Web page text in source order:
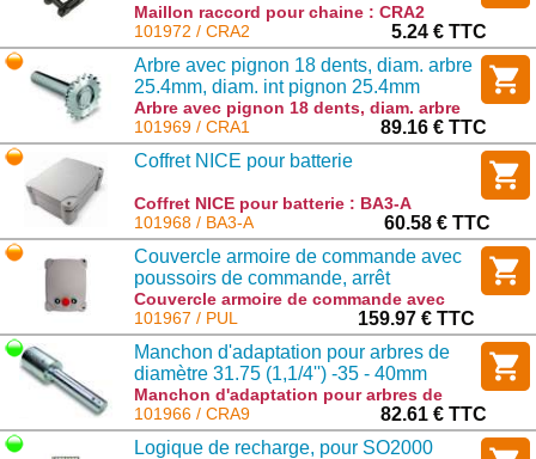
Maillon raccord pour chaine : CRA2
101972 / CRA2
5.24 € TTC
Arbre avec pignon 18 dents, diam. arbre
25.4mm, diam. int pignon 25.4mm
Arbre avec pignon 18 dents, diam. arbre
25.4mm, diam. int pignon 25.4mm : CRA1
101969 / CRA1
89.16 € TTC
Coffret NICE pour batterie
Coffret NICE pour batterie : BA3-A
101968 / BA3-A
60.58 € TTC
Couvercle armoire de commande avec
poussoirs de commande, arrêt
d'urgence, câble de raccordement et
connecteur pour A500 ET A924
Couvercle armoire de commande avec
poussoirs de commande, arrêt d'urgence,
câble de raccordement et connecteur
pour A500 ET A924 : PUL
101967 / PUL
159.97 € TTC
Manchon d'adaptation pour arbres de
diamètre 31.75 (1,1/4'') -35 - 40mm
Moteur SOON
Manchon d'adaptation pour arbres de
diamètre 31.75 (1,1/4'') -35 - 40mm Moteur
SOON : CRA9
101966 / CRA9
82.61 € TTC
Logique de recharge, pour SO2000